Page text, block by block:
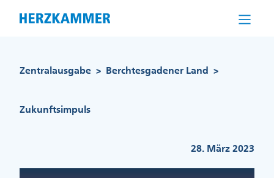
Zentralausgabe > Berchtesgadener Land >
Zukunftsimpuls
28. März 2023